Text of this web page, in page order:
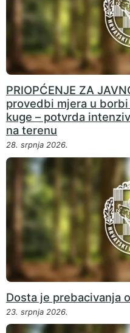
PRIOPĆENJE ZA
provedbi mjera u
kuge – potvrda
na terenu
28. srpnja 2026.
Dosta je prebacivanja
23. srpnja 2026.